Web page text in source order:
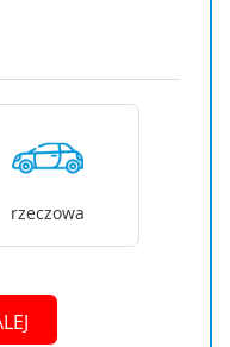
rzeczowa